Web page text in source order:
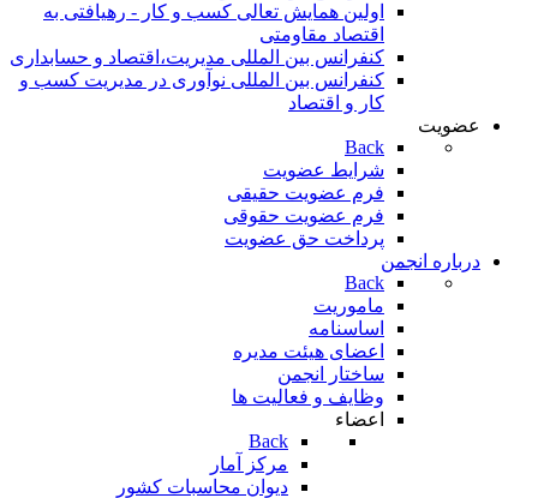
اولین همایش تعالی کسب و کار - رهیافتی به
اقتصاد مقاومتی
کنفرانس بین المللی مدیریت،اقتصاد و حسابداری
کنفرانس بین المللی نوآوری در مدیریت کسب و
کار و اقتصاد
عضویت
Back
شرایط عضویت
فرم عضویت حقیقی
فرم عضویت حقوقی
پرداخت حق عضویت
درباره انجمن
Back
ماموریت
اساسنامه
اعضای هیئت مدیره
ساختار انجمن
وظایف و فعالیت ها
اعضاء
Back
مرکز آمار
دیوان محاسبات کشور